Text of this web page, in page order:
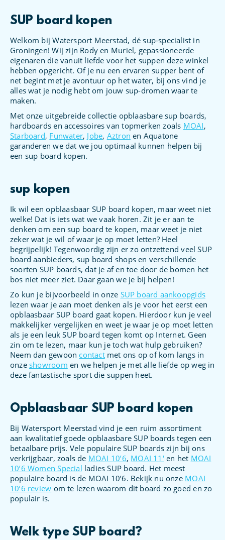
SUP board kopen
Welkom bij Watersport Meerstad, dé sup-specialist in
Groningen! Wij zijn Rody en Muriel, gepassioneerde
eigenaren die vanuit liefde voor het suppen deze winkel
hebben opgericht. Of je nu een ervaren supper bent of
net begint met je avontuur op het water, bij ons vind je
alles wat je nodig hebt om jouw sup-dromen waar te
maken.
Met onze uitgebreide collectie opblaasbare sup boards,
hardboards en accessoires van topmerken zoals MOAI,
Starboard, Funwater, Jobe, Aztron en Aquatone
garanderen we dat we jou optimaal kunnen helpen bij
een sup board kopen.
sup kopen
Ik wil een opblaasbaar SUP board kopen, maar weet niet
welke! Dat is iets wat we vaak horen. Zit je er aan te
denken om een sup board te kopen, maar weet je niet
zeker wat je wil of waar je op moet letten? Heel
begrijpelijk! Tegenwoordig zijn er zo ontzettend veel SUP
board aanbieders, sup board shops en verschillende
soorten SUP boards, dat je af en toe door de bomen het
bos niet meer ziet. Daar gaan we je bij helpen!
Zo kun je bijvoorbeeld in onze SUP board aankoopgids
lezen waar je aan moet denken als je voor het eerst een
opblaasbaar SUP board gaat kopen. Hierdoor kun je veel
makkelijker vergelijken en weet je waar je op moet letten
als je een leuk SUP board tegen komt op Internet. Geen
zin om te lezen, maar kun je toch wat hulp gebruiken?
Neem dan gewoon contactmet ons op of kom langs in
onze showroom en we helpen je met alle liefde op weg in
deze fantastische sport die suppen heet.
Opblaasbaar SUP board kopen
Bij Watersport Meerstad vind je een ruim assortiment
aan kwalitatief goede opblaasbare SUP boards tegen een
betaalbare prijs. Vele populaire SUP boards zijn bij ons
verkrijgbaar, zoals de MOAI 10’6, MOAI 11′en het MOAI
10’6 Women Special ladies SUP board. Het meest
populaire board is de MOAI 10’6. Bekijk nu onze MOAI
10’6 review om te lezen waarom dit board zo goed en zo
populair is.
Welk type SUP board?